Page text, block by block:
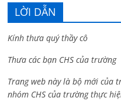
LỜI DẪN
Kính thưa quý thầy cô
Thưa các bạn CHS của trường
Trang web này là bộ mới của
nhóm CHS của trường thực